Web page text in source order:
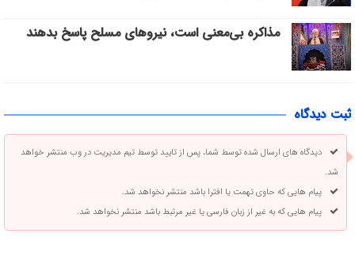
مذاکره بی‌معنی است، نیروهای مسلح پاسخ بدهند
ثبت دیدگاه
دیدگاه های ارسال شده توسط شما، پس از تایید توسط تیم مدیریت در وب منتشر خواهد
شد.
پیام هایی که حاوی تهمت یا افترا باشد منتشر نخواهد شد.
پیام هایی که به غیر از زبان فارسی یا غیر مرتبط باشد منتشر نخواهد شد.